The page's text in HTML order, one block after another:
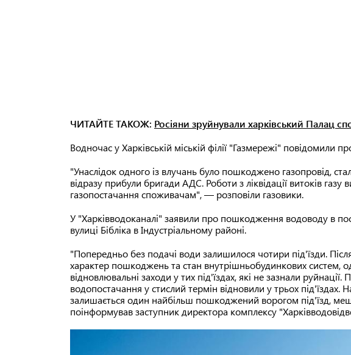
ЧИТАЙТЕ ТАКОЖ: Росіяни зруйнували харківський Палац
Водночас у Харківській міській філії "Газмережі" повідомили
"Унаслідок одного із влучань було пошкоджено газопровід,
відразу прибули бригади АДС. Роботи з ліквідації витоків
газопостачання споживачам", — розповіли газовики.
У "Харківводоканалі" заявили про пошкодження водоводу в
вулиці Бібліка в Індустріальному районі.
"Попередньо без подачі води залишилося чотири під'їзди.
характер пошкоджень та стан внутрішньобудинкових систем,
відновлювальні заходи у тих під'їздах, які не зазнали
водопостачання у стислий термін відновили у трьох
залишається один найбільш пошкоджений ворогом під'їзд,
поінформував заступник директора комплексу